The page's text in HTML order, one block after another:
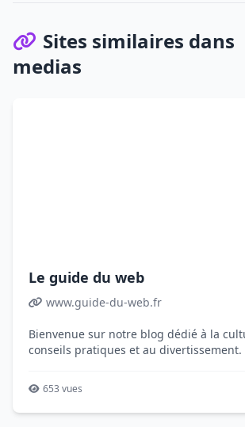
Sites similaires dans
medias
Le guide du web
www.guide-du-web.fr
Bienvenue sur notre blog dédié à la
conseils pratiques et au divertissement.
653 vues